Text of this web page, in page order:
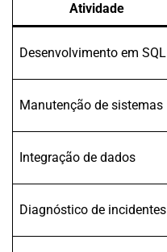
Atividade
Desenvolvimento em SQL
Manutenção de sistemas
Integração de dados
Diagnóstico de incidentes